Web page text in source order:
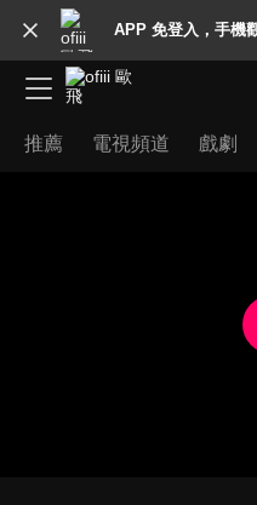
APP 免登入，手機
推薦 電視頻道 戲劇